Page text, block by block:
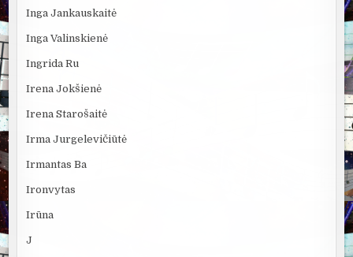
Inga Jankauskaitė
Inga Valinskienė
Ingrida Ru
Irena Jokšienė
Irena Starošaitė
Irma Jurgelevičiūtė
Irmantas Ba
Ironvytas
Irūna
J